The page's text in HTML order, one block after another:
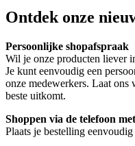
Ontdek onze
Persoonlijke shopafspraak
Wil je onze producten liever
Je kunt eenvoudig een
onze medewerkers. Laat
beste uitkomt.
Shoppen via de telefoon
Plaats je bestelling